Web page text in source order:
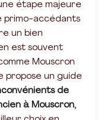
étape majeure
primo-accédants
un bien
est souvent
Mouscron
propose un guide
de
à Mouscron,